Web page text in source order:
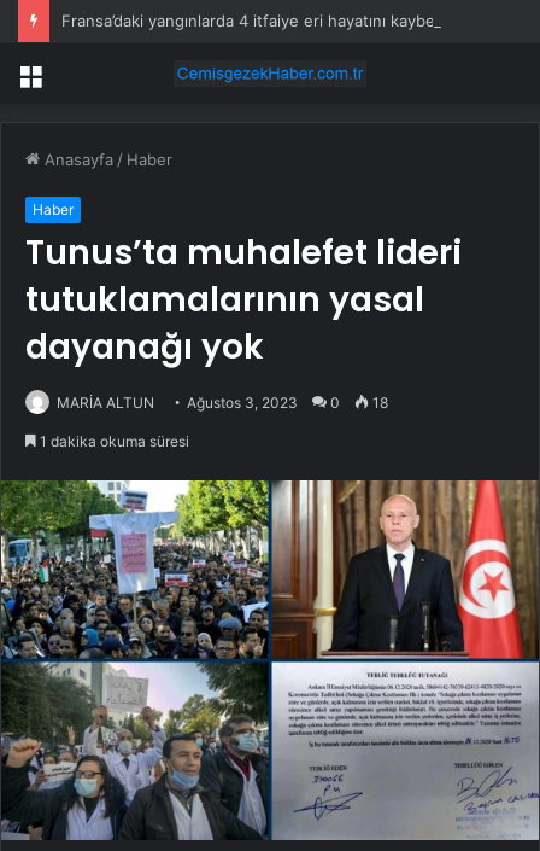
Fransa’daki yangınlarda 4 itfaiye eri hayatını kaybetti
Menü
Anasayfa / Haber
Haber
Tunus’ta muhalefet lideri
tutuklamalarının yasal
dayanağı yok
MARİA ALTUN Ağustos 3, 2023 0 18
1 dakika okuma süresi